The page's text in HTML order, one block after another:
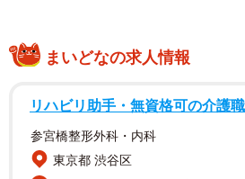
まいどなの求人情報
リハビリ助手・無資格可の介護
参宮橋整形外科・内科
東京都 渋谷区